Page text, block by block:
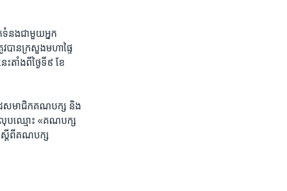
នង​ជាមួយ​អ្នក​
ាន​ក្រសួង​មហា​ផ្ទៃ​
តាំង​ពី​ថ្ងៃ​ទី​៩ ​ខែ​
ដៃ​សមាជិក​គណបក្ស ​និង​
ស​លុប​ឈ្មោះ​ «គណបក្ស​
ស្តីពី​គណបក្ស​